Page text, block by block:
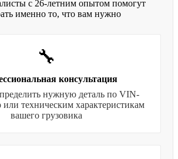
с 26-летним опытом помогут
именно то, что вам нужно
🔧
консультация
нужную деталь по VIN-
или техническим характеристикам
вашего грузовика